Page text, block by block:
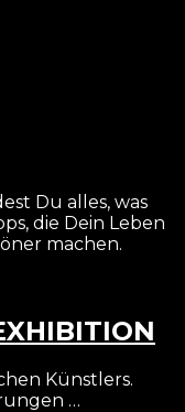
Du alles, was
die Dein Leben
machen.
Künstlers.
…